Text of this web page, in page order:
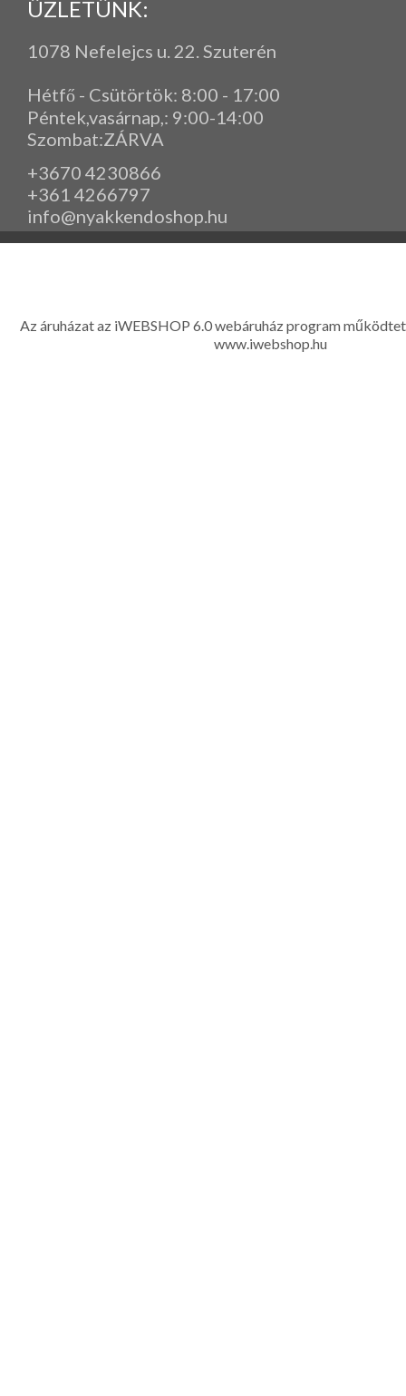
ÜZLETÜNK:
1078 Nefelejcs u. 22. Szuterén
Hétfő - Csütörtök: 8:00 - 17:00
Péntek,vasárnap, : 9:00-14:00
Szombat:ZÁRVA
+3670 4230866
+361 4266797
info@nyakkendoshop.hu
Az áruházat az iWEBSHOP 6.0 webáruház program
www.iwebshop.hu